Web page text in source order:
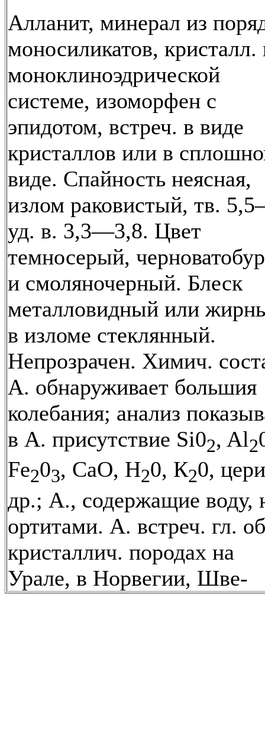
Алланит, минерал из
моносиликатов, кристалл.
моноклиноэдрической
системе, изоморфен с
эпидотом, встреч. в виде
кристаллов или в
виде. Спайность неясная,
излом раковистый, тв.
уд. в. 3,3—3,8. Цвет
темносерый,
и смоляночерный. Блеск
металловидный или
в изломе стеклянный.
Непрозрачен. Химич.
А. обнаруживает большия
колебания; анализ
в А. присутствие Si02, Al2
Fe203, СаО, Н20, К20,
др.; А., содержащие воду,
ортитами. А. встреч. гл.
кристаллич. породах на
Урале, в Норвегии, Шве-